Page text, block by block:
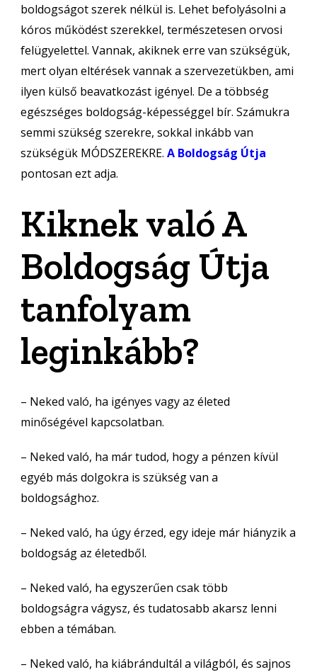
boldogságot szerek nélkül is. Lehet befolyásolni a
kóros működést szerekkel, természetesen orvosi
felügyelettel. Vannak, akiknek erre van szükségük,
mert olyan eltérések vannak a szervezetükben, ami
ilyen külső beavatkozást igényel. De a többség
egészséges boldogság-képességgel bír. Számukra
semmi szükség szerekre, sokkal inkább van
szükségük MÓDSZEREKRE. A Boldogság Útja
pontosan ezt adja.
Kiknek való A
Boldogság Útja
tanfolyam
leginkább?
– Neked való, ha igényes vagy az életed
minőségével kapcsolatban.
– Neked való, ha már tudod, hogy a pénzen kívül
egyéb más dolgokra is szükség van a
boldogsághoz.
– Neked való, ha úgy érzed, egy ideje már hiányzik a
boldogság az életedből.
– Neked való, ha egyszerűen csak több
boldogságra vágysz, és tudatosabb akarsz lenni
ebben a témában.
– Neked való, ha kiábrándultál a világból, és sajnos